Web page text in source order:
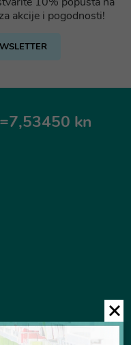
akcije i pogodnosti!
kn